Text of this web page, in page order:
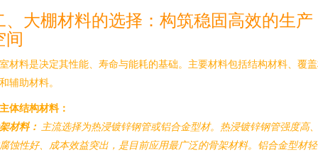
、大棚材料的选择：构筑稳固高效的生产
间
材料是决定其性能、寿命与能耗的基础。主要材料包括结构材料、覆
辅助材料。
体结构材料：
材料： 主流选择为热浸镀锌钢管或铝合金型材。热浸镀锌钢管强度高
蚀性好、成本效益突出，是目前应用最广泛的骨架材料。铝合金型材轻